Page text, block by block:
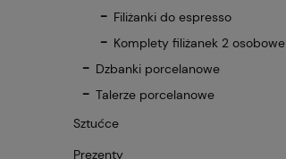
Filiżanki do espresso
Komplety filiżanek 2 osobowe
Dzbanki porcelanowe
Talerze porcelanowe
Sztućce
Prezenty